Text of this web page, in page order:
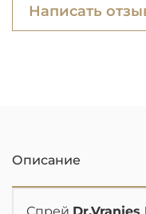
Написать
Описание